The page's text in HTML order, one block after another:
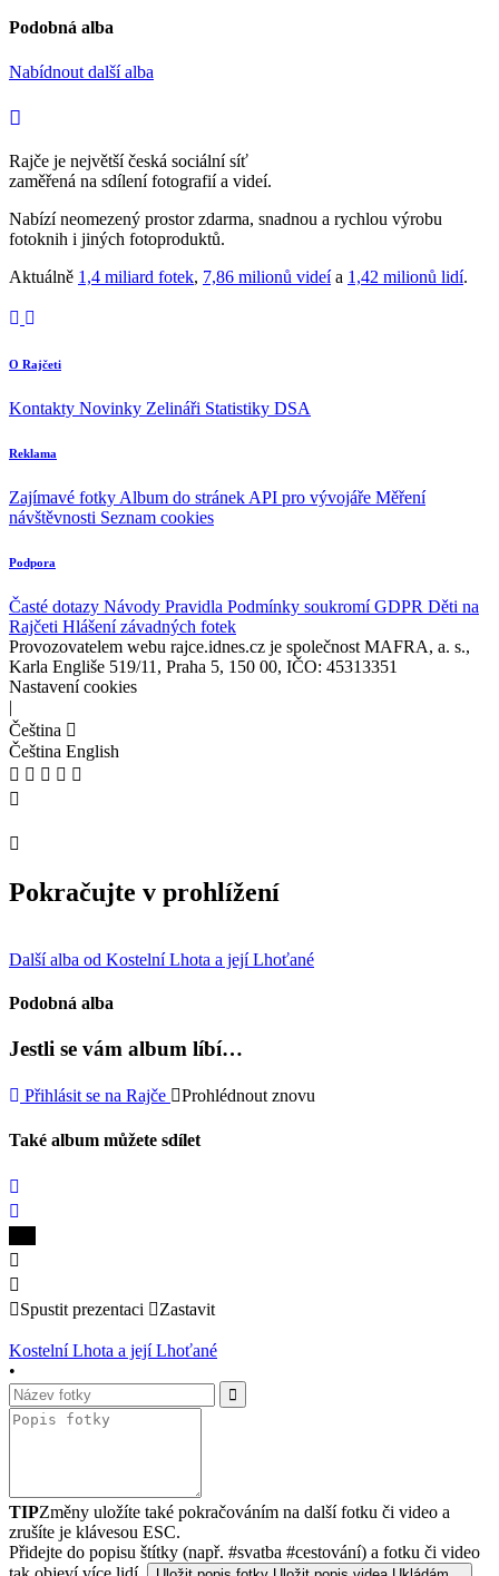
Podobná alba
Nabídnout další alba
Rajče je největší česká sociální síť
zaměřená na sdílení fotografií a videí.
Nabízí neomezený prostor zdarma, snadnou a rychlou výrobu
fotoknih i jiných fotoproduktů.
Aktuálně 1,4 miliard fotek, 7,86 milionů videía 1,42 milionů lidí.
O Rajčeti
Kontakty Novinky Zelináři Statistiky DSA
Reklama
Zajímavé fotky Album do stránek API pro vývojáře Měření
návštěvnosti Seznam cookies
Podpora
Časté dotazy Návody Pravidla Podmínky soukromíGDPR Děti na
Rajčeti Hlášení závadných fotek
Provozovatelem webu rajce.idnes.cz je společnost MAFRA, a. s.,
Karla Engliše 519/11, Praha 5, 150 00, IČO: 45313351
Nastavení cookies
|
Čeština
Čeština English
Pokračujte v prohlížení
Další alba od Kostelní Lhota a její Lhoťané
Podobná alba
Jestli se vám album líbí…
Přihlásit se na Rajče Prohlédnout znovu
Také album můžete sdílet
Spustit prezentaci Zastavit
Kostelní Lhota a její Lhoťané
•
TIPZměny uložíte také pokračováním na další fotku či video a
zrušíte je klávesou ESC.
Přidejte do popisu štítky (např. #svatba #cestování) a fotku či video